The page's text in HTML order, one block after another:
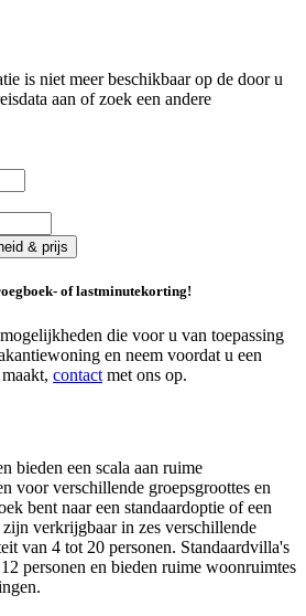
is niet meer beschikbaar op de door u
aan of zoek een andere
& prijs
of lastminutekorting!
die voor u van toepassing
en neem voordat u een
contact met ons op.
bieden een scala aan ruime
voor verschillende groepsgroottes en
bent naar een standaardoptie of een
verkrijgbaar in zes verschillende
van 4 tot 20 personen. Standaardvilla's
personen en bieden ruime woonruimtes